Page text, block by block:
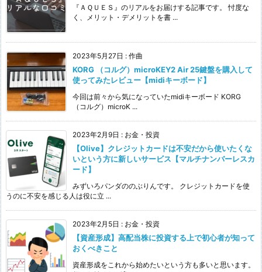
『ＡＱＵＥＳ』のリアルをお届けする記事です。 忖度な
く、メリット・デメリットを書 ...
2023年5月27日 : 作曲
KORG （コルグ）microKEY2 Air 25鍵盤を購入して
使ってみたレビュー【midiキーボード】
今回は前々から気になっていたmidiキーボード KORG
（コルグ）microK ...
2023年2月9日 : お金・投資
【Olive】クレジットカードは不安だから使いたくな
いという方に新しいサービス【マルチナンバーレスカ
ード】
みずいろパンダののぶりんです。 クレジットカードを使
うのに不安を感じる人は役に立 ...
2023年2月5日 : お金・投資
【資産形成】高配当株に投資する上で初心者が知って
おくべきこと
資産形成をこれから始めたいという方も多いと思います。